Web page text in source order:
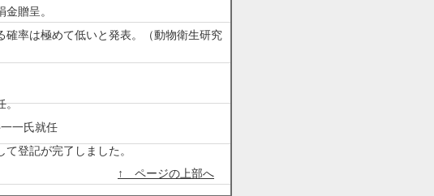
贈呈。
確率は極めて低いと発表。（動物衛生研究
。
一氏就任
登記が完了しました。
↑ ページの上部へ